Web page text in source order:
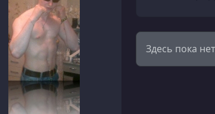
Здесь пока